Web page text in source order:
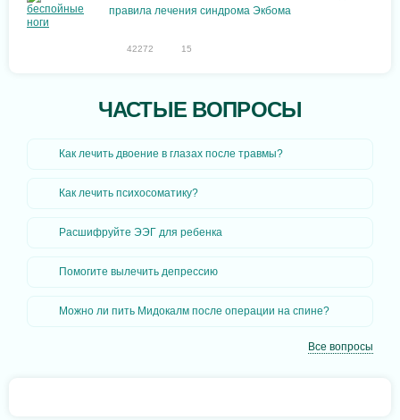
правила лечения синдрома Экбома
42272 15
ЧАСТЫЕ ВОПРОСЫ
Как лечить двоение в глазах после травмы?
Как лечить психосоматику?
Расшифруйте ЭЭГ для ребенка
Помогите вылечить депрессию
Можно ли пить Мидокалм после операции на спине?
Все вопросы